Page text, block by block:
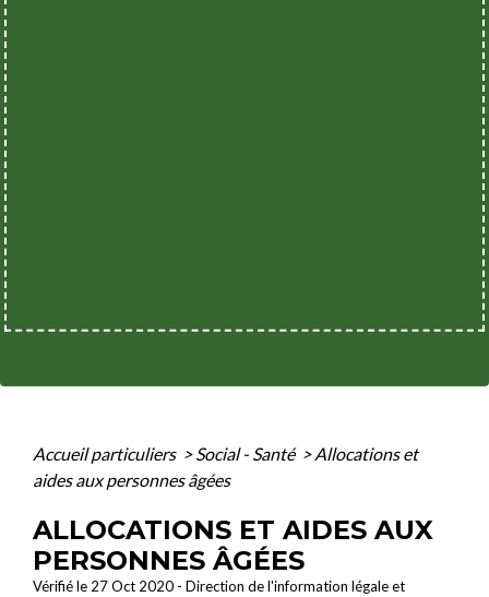
Accueil particuliers > Social - Santé > Allocations et
aides aux personnes âgées
ALLOCATIONS ET AIDES AUX
PERSONNES ÂGÉES
Vérifié le 27 Oct 2020 - Direction de l'information légale et